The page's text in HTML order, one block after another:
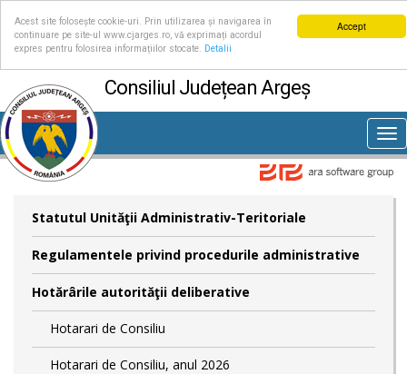
Accept
Acest site folosește cookie-uri. Prin utilizarea și navigarea în
continuare pe site-ul www.cjarges.ro, vă exprimați acordul
expres pentru folosirea informațiilor stocate.
Detalii
Consiliul Județean Argeș
Statutul Unităţii Administrativ-Teritoriale
Regulamentele privind procedurile administrative
Hotărârile autorităţii deliberative
Hotarari de Consiliu
Hotarari de Consiliu, anul 2026